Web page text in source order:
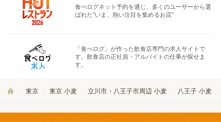
食べログネット予約を通じ、多くのユーザーから選
ばれた"いま、熱い注目を集めるお店"
「食べログ」が作った飲食店専門の求人サイトで
す。飲食店の正社員・アルバイトの仕事が探せま
す。
東京 東京 小麦 立川市・八王子市周辺 小麦 八王子 小麦